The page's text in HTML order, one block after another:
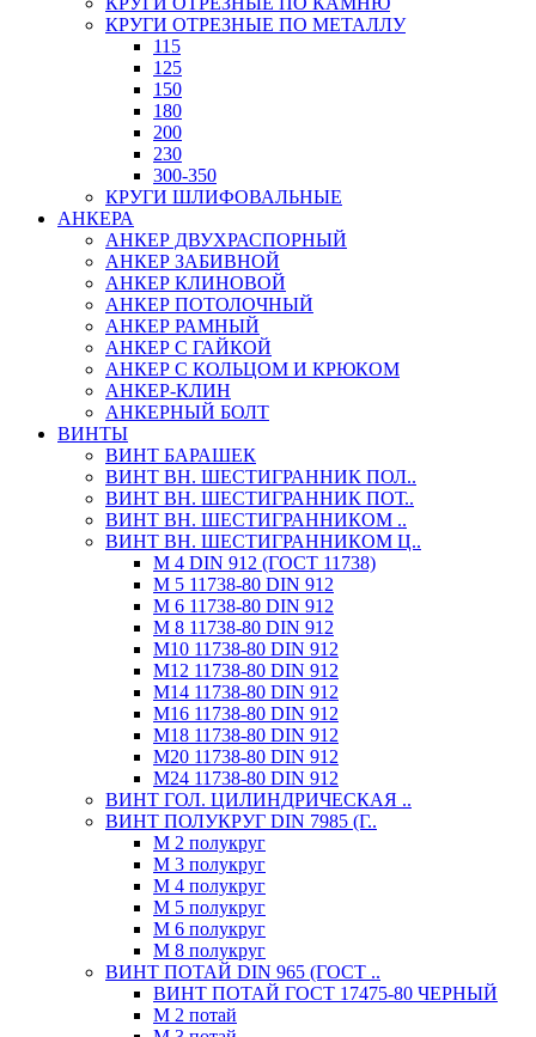
КРУГИ ОТРЕЗНЫЕ ПО МЕТАЛЛУ
115
125
150
180
200
230
300-350
КРУГИ ШЛИФОВАЛЬНЫЕ
АНКЕРА
АНКЕР ДВУХРАСПОРНЫЙ
АНКЕР ЗАБИВНОЙ
АНКЕР КЛИНОВОЙ
АНКЕР ПОТОЛОЧНЫЙ
АНКЕР РАМНЫЙ
АНКЕР С ГАЙКОЙ
АНКЕР С КОЛЬЦОМ И КРЮКОМ
АНКЕР-КЛИН
АНКЕРНЫЙ БОЛТ
ВИНТЫ
ВИНТ БАРАШЕК
ВИНТ ВН. ШЕСТИГРАННИК ПОЛ..
ВИНТ ВН. ШЕСТИГРАННИК ПОТ..
ВИНТ ВН. ШЕСТИГРАННИКОМ ..
ВИНТ ВН. ШЕСТИГРАННИКОМ Ц..
М 4 DIN 912 (ГОСТ 11738)
М 5 11738-80 DIN 912
М 6 11738-80 DIN 912
М 8 11738-80 DIN 912
М10 11738-80 DIN 912
М12 11738-80 DIN 912
М14 11738-80 DIN 912
М16 11738-80 DIN 912
М18 11738-80 DIN 912
М20 11738-80 DIN 912
М24 11738-80 DIN 912
ВИНТ ГОЛ. ЦИЛИНДРИЧЕСКАЯ ..
ВИНТ ПОЛУКРУГ DIN 7985 (Г..
М 2 полукруг
М 3 полукруг
М 4 полукруг
М 5 полукруг
М 6 полукруг
М 8 полукруг
ВИНТ ПОТАЙ DIN 965 (ГОСТ ..
ВИНТ ПОТАЙ ГОСТ 17475-80 ЧЕРНЫЙ
М 2 потай